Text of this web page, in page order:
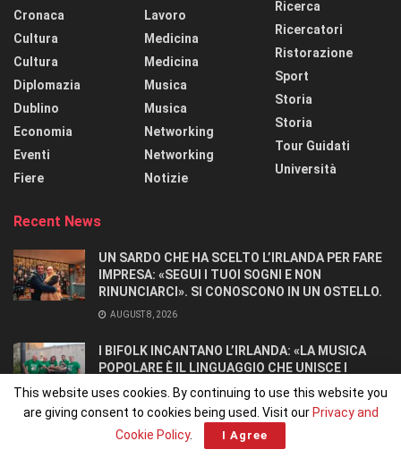
Cronaca
Cultura
Cultura
Diplomazia
Dublino
Economia
Eventi
Fiere
Lavoro
Medicina
Medicina
Musica
Musica
Networking
Networking
Notizie
Ricerca
Ricercatori
Ristorazione
Sport
Storia
Storia
Tour Guidati
Università
Recent News
UN SARDO CHE HA SCELTO L’IRLANDA PER FARE
IMPRESA: «SEGUI I TUOI SOGNI E NON
RINUNCIARCI». SI CONOSCONO IN UN OSTELLO.
AUGUST 8, 2026
I BIFOLK INCANTANO L’IRLANDA: «LA MUSICA
POPOLARE È IL LINGUAGGIO CHE UNISCE I
POPOLI»
JULY 31, 2026
This website uses cookies. By continuing to use this website you
are giving consent to cookies being used. Visit our Privacy and
Cookie Policy. I Agree